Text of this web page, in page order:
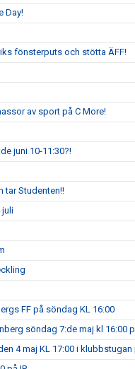
Day!
fönsterputs och stötta ÄFF!
av sport på C More!
juni 10-11:30?!
tar Studenten!!
juli
FF på söndag KL 16:00
söndag 7:de maj kl 16:00
4 maj KL 17:00 i klubbstugan